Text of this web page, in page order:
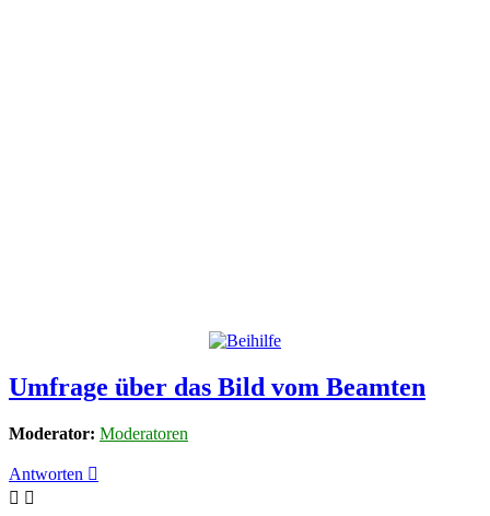
Umfrage über das Bild vom Beamten
Moderator: Moderatoren
Antworten